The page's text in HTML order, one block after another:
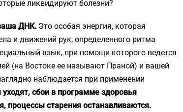
ликвидируют болезни?
ДНК. Это особая энергия, которая
и движений рук, определенного ритма
язык, при помощи которого ведется
(на Востоке ее называют Праной) и вашей
наблюдается при применении
сбои в программе здоровья
процессы старения останавливаются.